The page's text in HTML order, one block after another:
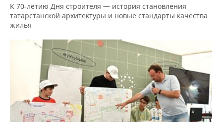
К 70-летию Дня строителя — история становления
татарстанской архитектуры и новые стандарты качества
жилья